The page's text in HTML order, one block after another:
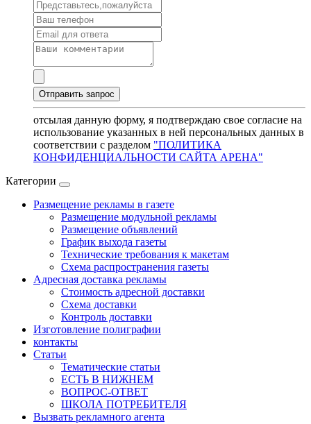
отсылая данную форму, я подтверждаю свое согласие на
использование указанных в ней персональных данных в
соответствии с разделом "ПОЛИТИКА
КОНФИДЕНЦИАЛЬНОСТИ САЙТА АРЕНА"
Категории
Размещение рекламы в газете
Размещение модульной рекламы
Размещение объявлений
График выхода газеты
Технические требования к макетам
Схема распространения газеты
Адресная доставка рекламы
Стоимость адресной доставки
Схема доставки
Контроль доставки
Изготовление полиграфии
контакты
Статьи
Тематические статьи
ЕСТЬ В НИЖНЕМ
ВОПРОС-ОТВЕТ
ШКОЛА ПОТРЕБИТЕЛЯ
Вызвать рекламного агента